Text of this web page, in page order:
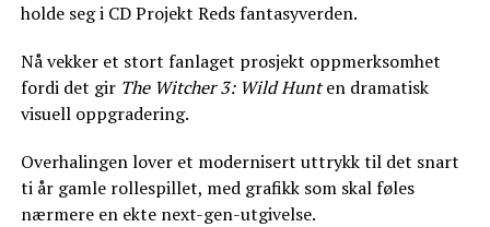
holde seg i CD Projekt Reds fantasyverden.
Nå vekker et stort fanlaget prosjekt oppmerksomhet
fordi det gir The Witcher 3: Wild Hunten dramatisk
visuell oppgradering.
Overhalingen lover et modernisert uttrykk til det snart
ti år gamle rollespillet, med grafikk som skal føles
nærmere en ekte next-gen-utgivelse.